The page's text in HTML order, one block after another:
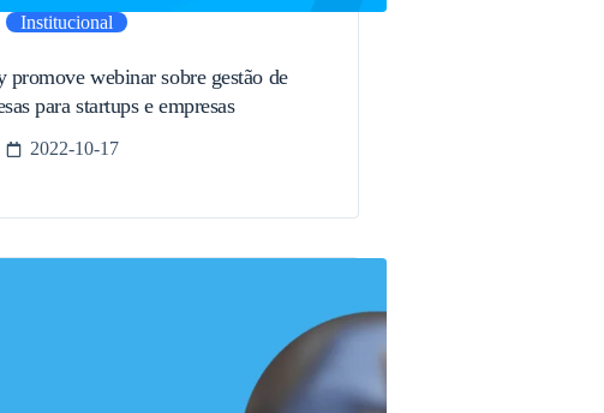
Institucional
promove webinar sobre gestão de
para startups e empresas
2022-10-17